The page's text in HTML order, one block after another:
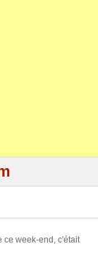
ce week-end, c'était